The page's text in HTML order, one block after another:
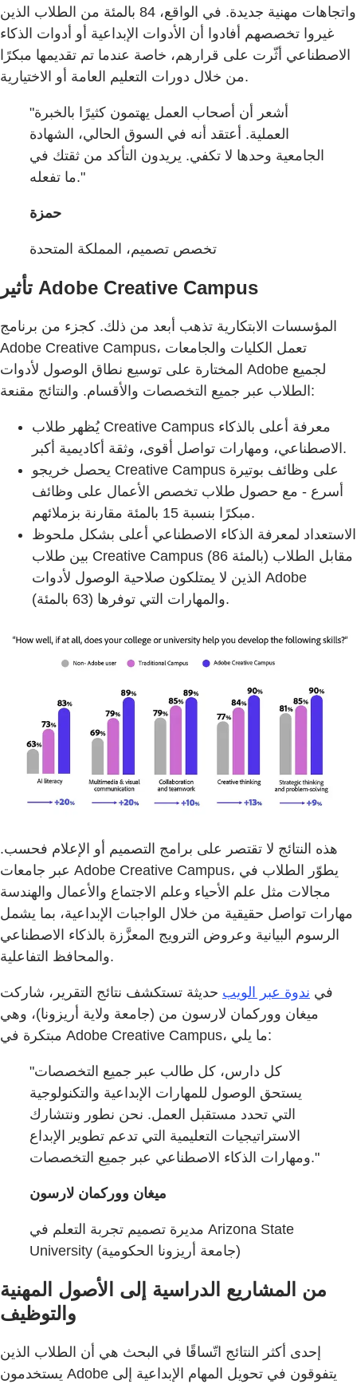
واتجاهات مهنية جديدة. في الواقع، 84 بالمئة من الطلاب الذين
غيروا تخصصهم أفادوا أن الأدوات الإبداعية أو أدوات الذكاء
الاصطناعي أثّرت على قرارهم، خاصة عندما تم تقديمها مبكرًا
من خلال دورات التعليم العامة أو الاختيارية.
"أشعر أن أصحاب العمل يهتمون كثيرًا بالخبرة
العملية. أعتقد أنه في السوق الحالي، الشهادة
الجامعية وحدها لا تكفي. يريدون التأكد من ثقتك في
ما تفعله."
حمزة
تخصص تصميم، المملكة المتحدة
تأثير Adobe Creative Campus
المؤسسات الابتكارية تذهب أبعد من ذلك. كجزء من برنامج
Adobe Creative Campus، تعمل الكليات والجامعات
المختارة على توسيع نطاق الوصول لأدوات Adobe لجميع
الطلاب عبر جميع التخصصات والأقسام. والنتائج مقنعة:
يُظهر طلاب Creative Campus معرفة أعلى بالذكاء
الاصطناعي، ومهارات تواصل أقوى، وثقة أكاديمية أكبر.
يحصل خريجو Creative Campus على وظائف بوتيرة
أسرع - مع حصول طلاب تخصص الأعمال على وظائف
مبكرًا بنسبة 15 بالمئة مقارنة بزملائهم.
الاستعداد لمعرفة الذكاء الاصطناعي أعلى بشكل ملحوظ
بين طلاب Creative Campus (86 بالمئة) مقابل الطلاب
الذين لا يمتلكون صلاحية الوصول لأدوات Adobe
والمهارات التي توفرها (63 بالمئة).
هذه النتائج لا تقتصر على برامج التصميم أو الإعلام فحسب.
عبر جامعات Adobe Creative Campus، يطوّر الطلاب في
مجالات مثل علم الأحياء وعلم الاجتماع والأعمال والهندسة
مهارات تواصل حقيقية من خلال الواجبات الإبداعية، بما يشمل
الرسوم البيانية وعروض الترويج المعزَّزة بالذكاء الاصطناعي
والمحافظ التفاعلية.
في ندوة عبر الويب حديثة تستكشف نتائج التقرير، شاركت
ميغان ووركمان لارسون من (جامعة ولاية أريزونا)، وهي
مبتكرة في Adobe Creative Campus، ما يلي:
"كل دارس، كل طالب عبر جميع التخصصات
يستحق الوصول للمهارات الإبداعية والتكنولوجية
التي تحدد مستقبل العمل. نحن نطور ونتشارك
الاستراتيجيات التعليمية التي تدعم تطوير الإبداع
ومهارات الذكاء الاصطناعي عبر جميع التخصصات."
ميغان ووركمان لارسون
مديرة تصميم تجربة التعلم في Arizona State
University (جامعة أريزونا الحكومية)
من المشاريع الدراسية إلى الأصول المهنية
والتوظيف
إحدى أكثر النتائج اتّساقًا في البحث هي أن الطلاب الذين
يستخدمون Adobe يتفوقون في تحويل المهام الإبداعية إلى